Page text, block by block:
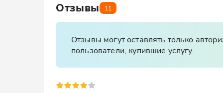
Отзывы 11
Отзывы могут оставлять только
пользователи, купившие услугу.